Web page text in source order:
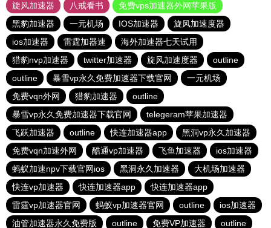
旋风加速器
八戒看书
免费vps加速器外网苹果版
黑豹加速器
一元机场 IOS加速器
旋风加速度器
ios加速器
雷霆加器速
海外加速器七天试用
猎豹nvp加速器
twitter加速器 旋风加速度器
outline
outline
暴雪vp永久免费加速器下载官网
一元机场
免费vqn外网
猎豹加速器
outline
暴雪vp永久免费加速器下载官网
telegeram苹果加速器
飞跃加速器
outline 快连加速器app
黑洞vp永久加速器
免费vqn加速外网
酷通vp加速器 飞鱼加速器
ios加速器
蚂蚁加速npv下载官网ios
黑洞永久加速器
大机场加速器
快连vp加速器
快连加速器app
快连加速器app
雷霆vp加速器官网
蚂蚁vp加速器官网 outline
ios加速器
油管加速器永久免费版
outline 免费VP加速器 outline